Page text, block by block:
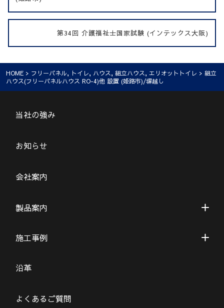
第34回 介護福祉士国家試験 (インテックス大阪)
HOME > フリーパネル, トイレ, ハウス, 組立ハウス, エリオットトイレ > 組立
ハウス(フリーパネルハウス RO-4)他 設置 (姫路市)/塀越し
当社の強み
お知らせ
会社案内
製品案内
施工事例
沿革
よくあるご質問